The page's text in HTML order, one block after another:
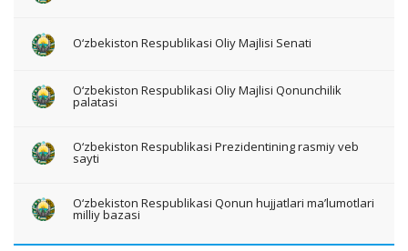
O‘zbekiston Respublikasi Oliy Majlisi Senati
O‘zbekiston Respublikasi Oliy Majlisi Qonunchilik
palatasi
O‘zbekiston Respublikasi Prezidentining rasmiy veb
sayti
O‘zbekiston Respublikasi Qonun hujjatlari ma’lumotlari
milliy bazasi